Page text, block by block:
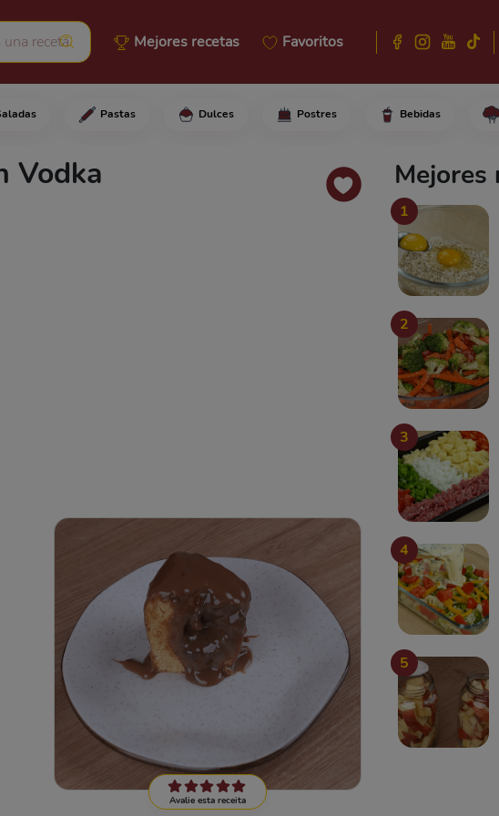
Mejores recetas Favoritos
Pastas Dulces Postres Bebidas
Vodka
la vodka a la Nutella y bate muy
Avalie esta receita
Mejores
1
2
3
4
5